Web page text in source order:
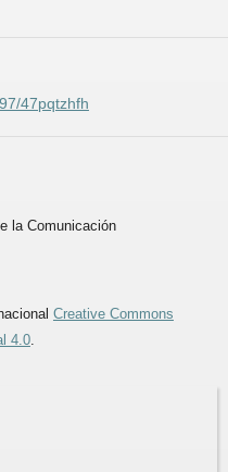
47pqtzhfh
la Comunicación
Creative Commons
4.0.